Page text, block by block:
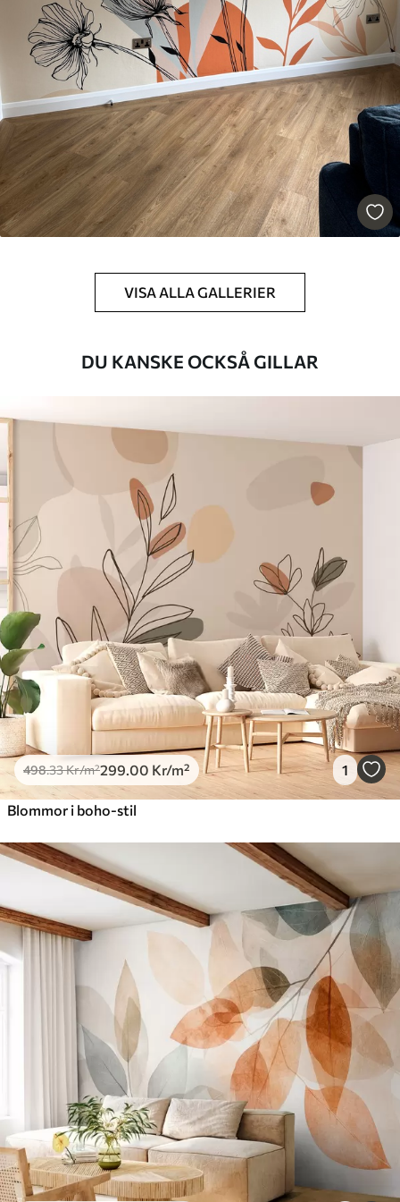
Premiumvinyl
725.00435
Peel and Stick
900.00540.00Kr/m²
VISA ALLA GALLERIER
DU KANSKE OCKSÅ GILLAR
498.33Kr/m²299 .00 Kr/m² 1
Blommor i boho-stil